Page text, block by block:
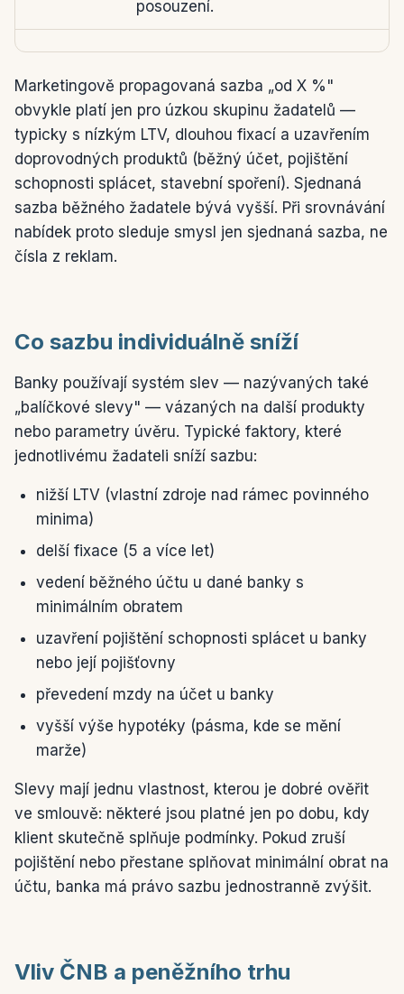
posouzení.
Marketingově propagovaná sazba „od X %"
obvykle platí jen pro úzkou skupinu žadatelů —
typicky s nízkým LTV, dlouhou fixací a uzavřením
doprovodných produktů (běžný účet, pojištění
schopnosti splácet, stavební spoření). Sjednaná
sazba běžného žadatele bývá vyšší. Při srovnávání
nabídek proto sleduje smysl jen sjednaná sazba, ne
čísla z reklam.
Co sazbu individuálně sníží
Banky používají systém slev — nazývaných také
„balíčkové slevy" — vázaných na další produkty
nebo parametry úvěru. Typické faktory, které
jednotlivému žadateli sníží sazbu:
nižší LTV (vlastní zdroje nad rámec povinného
minima)
delší fixace (5 a více let)
vedení běžného účtu u dané banky s
minimálním obratem
uzavření pojištění schopnosti splácet u banky
nebo její pojišťovny
převedení mzdy na účet u banky
vyšší výše hypotéky (pásma, kde se mění
marže)
Slevy mají jednu vlastnost, kterou je dobré ověřit
ve smlouvě: některé jsou platné jen po dobu, kdy
klient skutečně splňuje podmínky. Pokud zruší
pojištění nebo přestane splňovat minimální obrat na
účtu, banka má právo sazbu jednostranně zvýšit.
Vliv ČNB a peněžního trhu